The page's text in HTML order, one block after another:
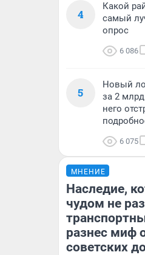
4
Какой
самый
опрос
6 086
5
Новый
за 2
него
6 075
МНЕНИЕ
Наследие,
чудом не
разнес миф
советских